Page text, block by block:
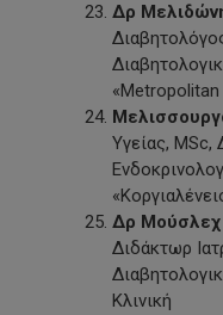
Δρ
«Metropolitan
Υγείας, MSc,
Δρ Μούσλεχ
Διδάκτωρ
Κλινική